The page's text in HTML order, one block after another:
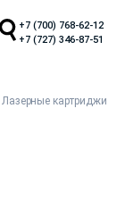
+7 (700) 768-62-12
+7 (727) 346-87-51
Лазерные картриджи